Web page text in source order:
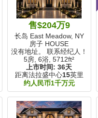
售$204万9
长岛 East Meadow, NY
房子 HOUSE
没有地址。 联系经纪人！
5房, 6浴,5712ft²
上市时间:36天
距离法拉盛中心15英里
约人民币1千万元